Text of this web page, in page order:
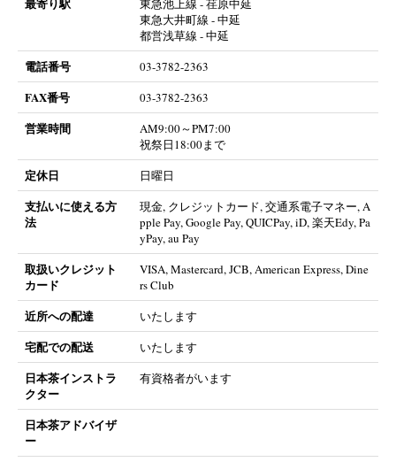
東急池上線 - 荏原中延
東急大井町線 - 中延
都営浅草線 - 中延
電話番号 03-3782-2363
FAX番号 03-3782-2363
営業時間
AM9:00～PM7:00
祝祭日18:00まで
定休日 日曜日
支払いに使える方
法
現金, クレジットカード, 交通系電子マネー, A
pple Pay, Google Pay, QUICPay, iD, 楽天Edy, Pa
yPay, au Pay
取扱いクレジット
カード
VISA, Mastercard, JCB, American Express, Dine
rs Club
近所への配達 いたします
宅配での配送 いたします
日本茶インストラ
クター
有資格者がいます
日本茶アドバイザ
ー